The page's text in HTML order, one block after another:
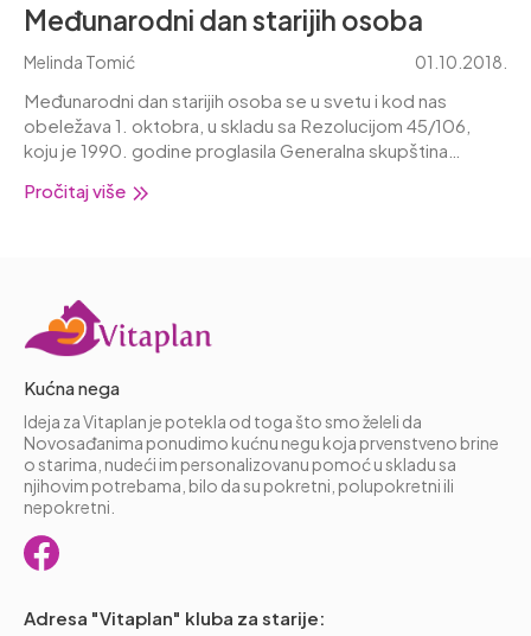
Međunarodni dan starijih osoba
Melinda Tomić 01.10.2018.
Međunarodni dan starijih osoba se u svetu i kod nas
obeležava 1. oktobra, u skladu sa Rezolucijom 45/106,
koju je 1990. godine proglasila Generalna skupština
je da se naglasi važnost prilagođavanja životnog
Pročitaj više
Kućna nega
Ideja za Vitaplan je potekla od toga što smo želeli da
Novosađanima ponudimo kućnu negu koja prvenstveno brine
o starima, nudeći im personalizovanu pomoć u skladu sa
njihovim potrebama, bilo da su pokretni, polupokretni ili
nepokretni.
Adresa "Vitaplan" kluba za starije: